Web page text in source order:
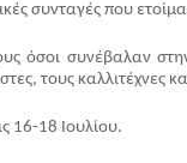
συνταγές που
όσοι συνέβαλαν
τους καλλιτέχνες
16-18 Ιουλίου.